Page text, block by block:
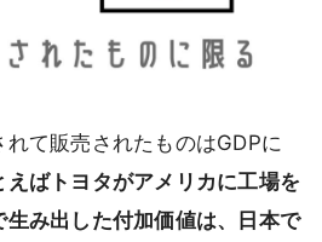
て販売されたものはGDPに
えばトヨタがアメリカに工場を
み出した付加価値は、日本で